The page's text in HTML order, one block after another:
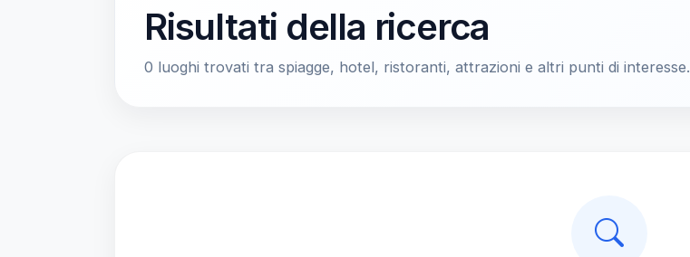
Risultati della ricerca
0 luoghi trovati tra spiagge, hotel, ristoranti, attrazioni e altri punti di interesse.